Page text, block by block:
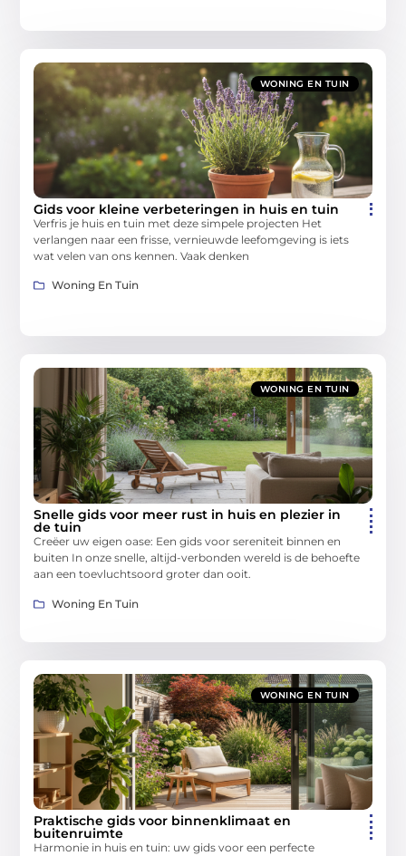
WONING EN TUIN
Gids voor kleine verbeteringen in huis en tuin
Verfris je huis en tuin met deze simpele projecten Het
verlangen naar een frisse, vernieuwde leefomgeving is iets
wat velen van ons kennen. Vaak denken
Woning En Tuin
WONING EN TUIN
Snelle gids voor meer rust in huis en plezier in
de tuin
Creëer uw eigen oase: Een gids voor sereniteit binnen en
buiten In onze snelle, altijd-verbonden wereld is de behoefte
aan een toevluchtsoord groter dan ooit.
Woning En Tuin
WONING EN TUIN
Praktische gids voor binnenklimaat en
buitenruimte
Harmonie in huis en tuin: uw gids voor een perfecte